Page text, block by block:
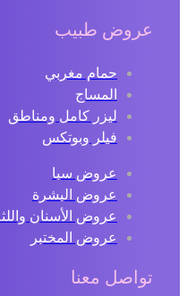
عروض طبيب
حمام مغربي
المساج
ليزر كامل ومناطق
فيلر وبوتكس
عروض سبا
عروض البشرة
عروض الأسنان واللثة
عروض المختبر
تواصل معنا